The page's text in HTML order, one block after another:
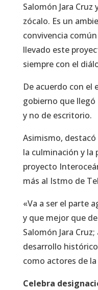
Salomón Jara
zócalo. Es un
convivencia
llevado este
siempre con el
De acuerdo con el
gobierno que
y no de escritorio.
Asimismo, destacó
la culminación y la
proyecto
más al Istmo de
«Va a ser el parte
y que mejor que
Salomón Jara
desarrollo
como actores de
Celebra